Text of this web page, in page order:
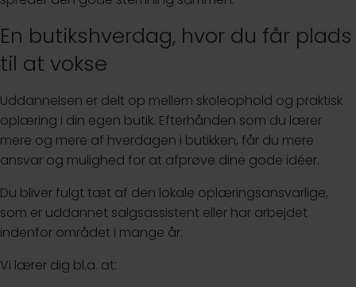
En butikshverdag, hvor du får plads
til at vokse
Uddannelsen er delt op mellem skoleophold og praktisk
oplæring i din egen butik. Efterhånden som du lærer
mere og mere af hverdagen i butikken, får du mere
ansvar og mulighed for at afprøve dine gode idéer.
Du bliver fulgt tæt af den lokale oplæringsansvarlige,
som er uddannet salgsassistent eller har arbejdet
indenfor området i mange år.
Vi lærer dig bl.a. at: